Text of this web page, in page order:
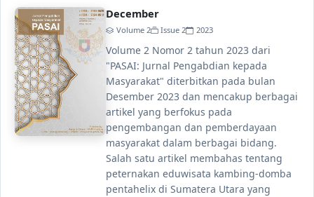
December
Volume 2 Issue 2 2023
Volume 2 Nomor 2 tahun 2023 dari
"PASAI: Jurnal Pengabdian kepada
Masyarakat" diterbitkan pada bulan
Desember 2023 dan mencakup berbagai
artikel yang berfokus pada
pengembangan dan pemberdayaan
masyarakat dalam berbagai bidang.
Salah satu artikel membahas tentang
peternakan eduwisata kambing-domba
pentahelix di Sumatera Utara yang